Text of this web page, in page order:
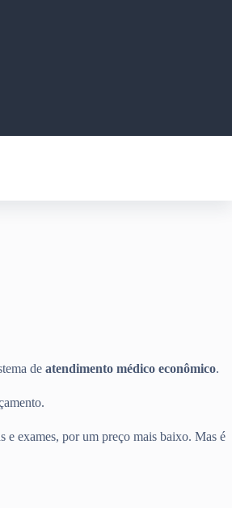
de atendimento médico econômico.
e exames, por um preço mais baixo. Mas é